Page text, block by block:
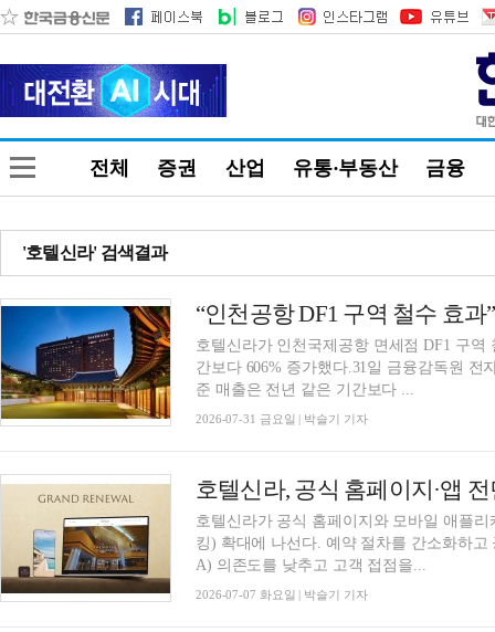
전체 증권 산업 유통·부동산 금융
'호텔신라' 검색결과
호텔신라가 인천국제공항 면세점 DF1 구
간보다 606% 증가했다.31일 금융감독원
준 매출은 전년 같은 기간보다 ...
2026-07-31 금요일 | 박슬기 기자
호텔신라, 공식 홈페이지·앱
호텔신라가 공식 홈페이지와 모바일 애플
킹) 확대에 나선다. 예약 절차를 간소화하
A) 의존도를 낮추고 고객 접점을...
2026-07-07 화요일 | 박슬기 기자